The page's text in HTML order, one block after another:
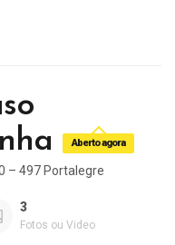
Aberto agora
– 497 Portalegre
3
Fotos ou Video